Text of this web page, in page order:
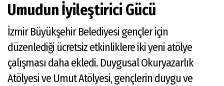
Umudun İyileştirici Gücü
İzmir Büyükşehir Belediyesi gençler için
düzenlediği ücretsiz etkinliklere iki yeni atölye
çalışması daha ekledi. Duygusal Okuryazarlık
Atölyesi ve Umut Atölyesi, gençlerin duygu ve